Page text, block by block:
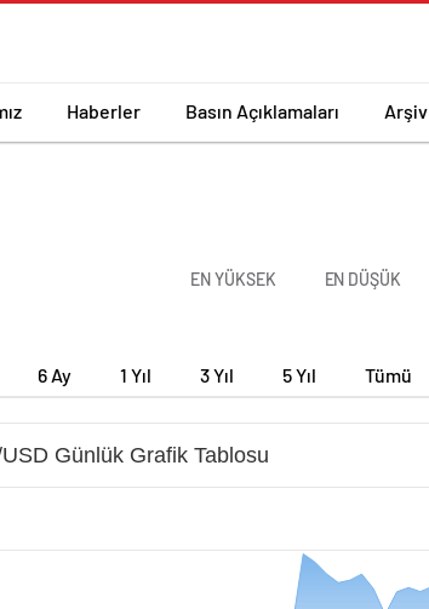
Haberler Basın Açıklamaları Arşiv
EN YÜKSEK EN DÜŞÜK
6 Ay 1 Yıl 3 Yıl 5 Yıl Tümü
Günlük Grafik Tablosu